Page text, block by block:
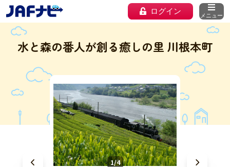
ログイン メニュー
水と森の番人が創る癒しの里 川根本町
1/4